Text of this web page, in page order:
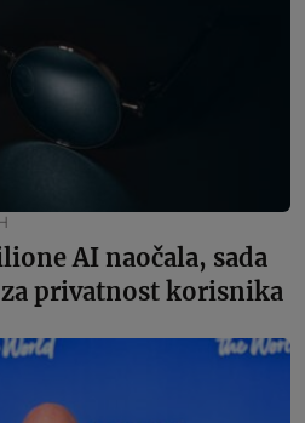
AI naočala, sada
privatnost korisnika